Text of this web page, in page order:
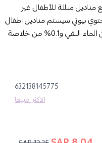
مناديل مبللة للأطفال غير
بيوتي سيستم مناديل اطفال
غير معطرة , 100 منديل على 99.9% من الماء النقي و0.1% من خلاصة
تأتي هذه المناديل في عبوة تحتوي على 100 منديل، مما يجعلها الخيار
التنقل.
مما يقلل من احتمالية
632138145775
الاكثر مبيعا